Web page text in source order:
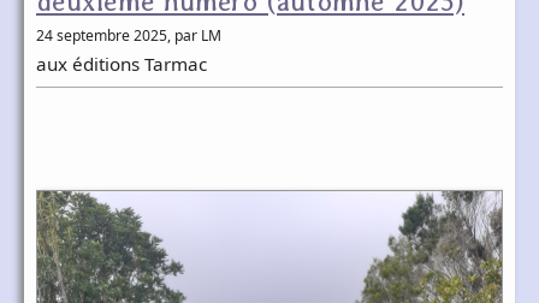
24 septembre 2025, par LM
aux éditions Tarmac